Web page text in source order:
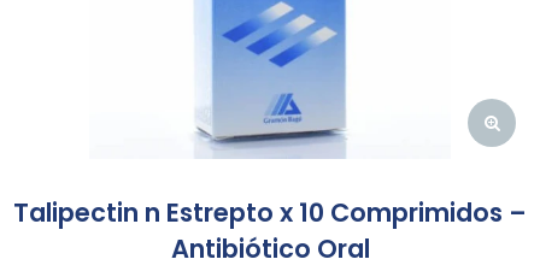
Talipectin n Estrepto x 10 Comprimidos –
Antibiótico Oral